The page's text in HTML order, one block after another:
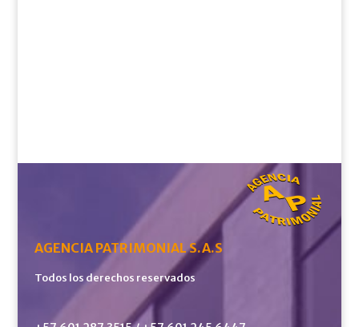
AGENCIA PATRIMONIAL S.A.S
Todos los derechos reservados